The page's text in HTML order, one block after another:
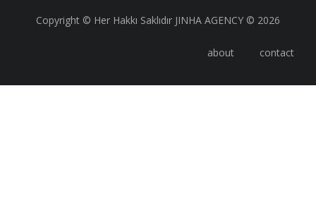
Copyright © Her Hakkı Saklıdır JINHA AGENCY © 2026
about contact